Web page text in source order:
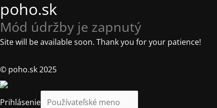
poho.sk
Mód údržby je zapnutý
Site will be available soon. Thank you for your patience!
© poho.sk 2025
Prihlásenie